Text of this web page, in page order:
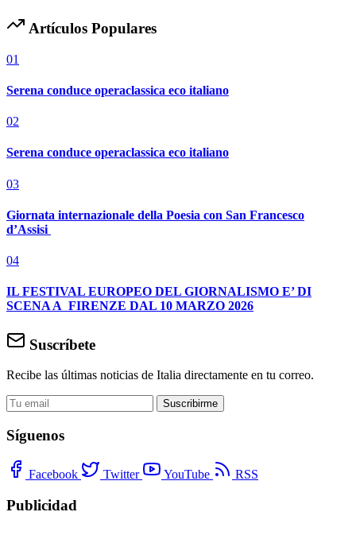
Artículos Populares
01
Serena conduce operaclassica eco italiano
02
Serena conduce operaclassica eco italiano
03
Giornata internazionale della Poesia con San Francesco
d’Assisi
04
IL FESTIVAL EUROPEO DEL GIORNALISMO E’ DI
SCENA A FIRENZE DAL 10 MARZO 2026
Suscríbete
Recibe las últimas noticias de Italia directamente en tu correo.
Suscribirme
Síguenos
Facebook Twitter YouTube RSS
Publicidad